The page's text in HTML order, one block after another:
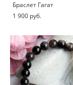
Браслет Гагат
1 900 pуб.